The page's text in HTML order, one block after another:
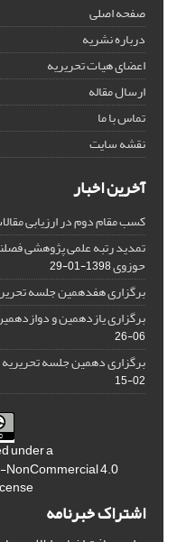
صفحه اصلی
درباره نشریه
اعضای هیات تحریریه
ارسال مقاله
تماس با ما
نقشه سایت
آخرین اخبار
کسب مقام دوم در ارزیابی
تمدید رتبه علمی پژوهشی
حوزوی1398-01-29
برگزاری هفدهمین جلسه
برگزاری یازدهمین و
06-26
برگزاری دهمین جلسه
02-15
under a
4.0
اشتراک خبرنامه